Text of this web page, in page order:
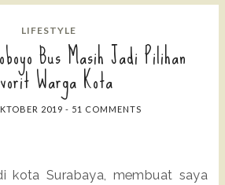
LIFESTYLE
Bus Masih Jadi Pilihan
Warga Kota
2019 - 51 COMMENTS
kota Surabaya, membuat saya